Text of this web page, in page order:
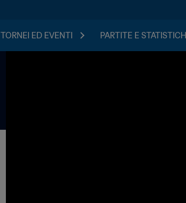
TORNEI ED EVENTI PARTITE E